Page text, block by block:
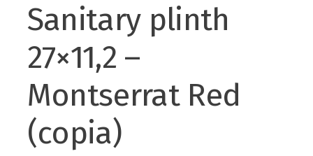
Sanitary plinth
27×11,2 –
Montserrat Red
(copia)